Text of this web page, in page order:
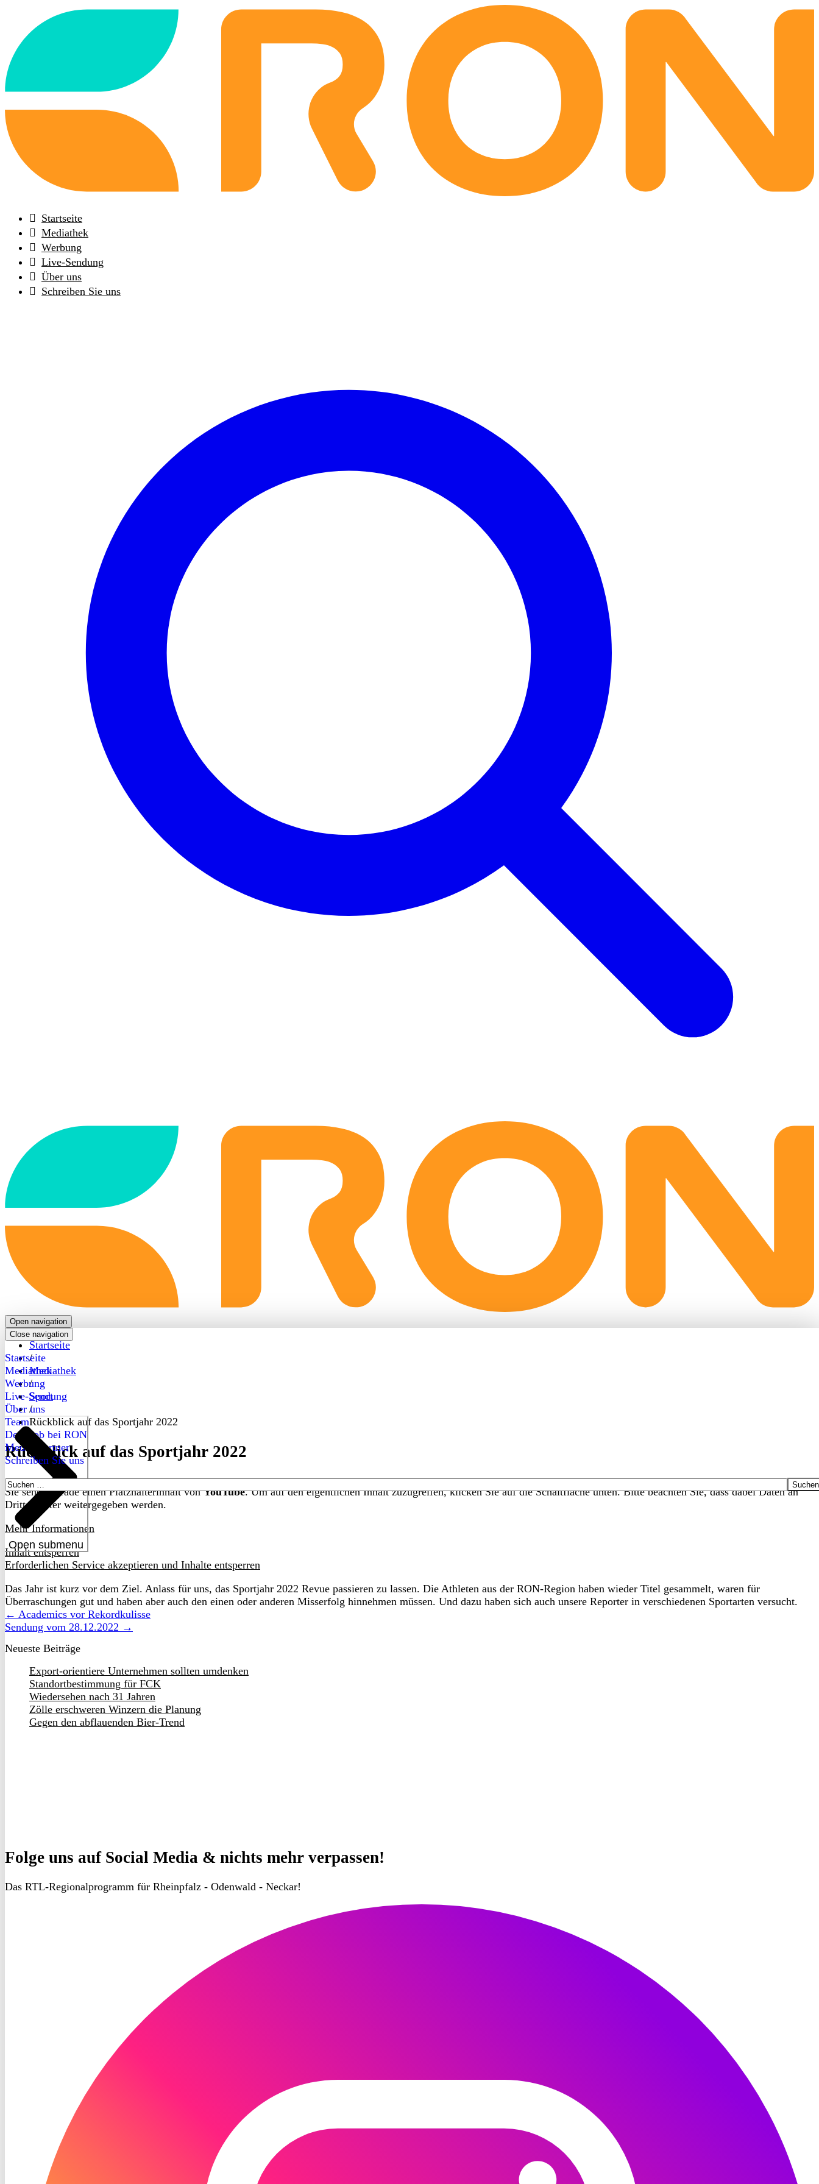
frontpage
Startseite
Mediathek
Werbung
Live-Sendung
Über uns
Schreiben Sie uns
frontpage
Open navigation
Close navigation
Startseite
Mediathek
Werbung
Live-Sendung
Über uns
Open submenu
Team
Dein Job bei RON
Medienpartner
Schreiben Sie uns
Suchen
nach:
Startseite
/
Mediathek
/
Sport
/
Rückblick auf das Sportjahr 2022
Rückblick auf das Sportjahr 2022
Sie sehen gerade einen Platzhalterinhalt vonYouTube. Um auf den eigentlichen Inhalt zuzugreifen, klicken Sie auf die Schaltfläche unten. Bitte beachten Sie, dass dabei Daten an
Drittanbieter weitergegeben werden.
Mehr Informationen
Inhalt entsperren
Erforderlichen Service akzeptieren und Inhalte entsperren
Das Jahr ist kurz vor dem Ziel. Anlass für uns, das Sportjahr 2022 Revue passieren zu lassen. Die Athleten aus der RON-Region haben wieder Titel gesammelt, waren für
Überraschungen gut und haben aber auch den einen oder anderen Misserfolg hinnehmen müssen. Und dazu haben sich auch unsere Reporter in verschiedenen Sportarten versucht.
← Academics vor Rekordkulisse
Sendung vom 28.12.2022 →
Neueste Beiträge
Export-orientiere Unternehmen sollten umdenken
Standortbestimmung für FCK
Wiedersehen nach 31 Jahren
Zölle erschweren Winzern die Planung
Gegen den abflauenden Bier-Trend
Folge uns auf Social Media & nichts mehr verpassen!
Das RTL-Regionalprogramm für Rheinpfalz - Odenwald - Neckar!